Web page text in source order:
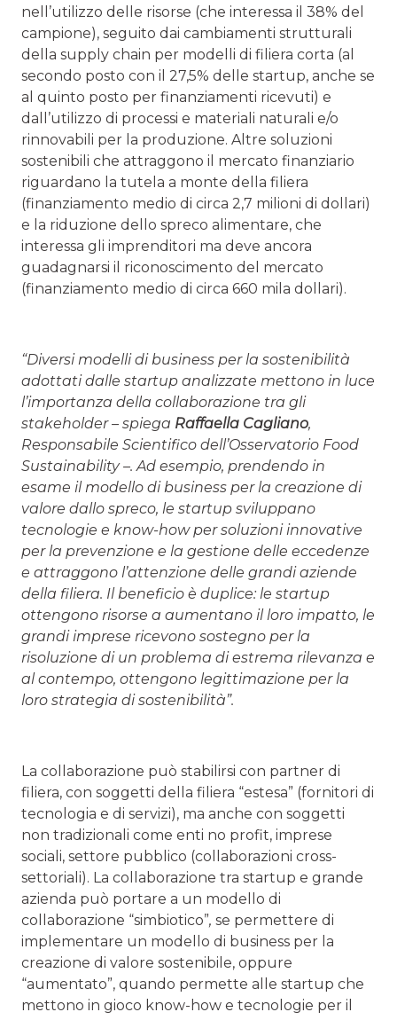
nell’utilizzo delle risorse (che interessa il 38% del
campione), seguito dai cambiamenti strutturali
della supply chain per modelli di filiera corta (al
secondo posto con il 27,5% delle startup, anche se
al quinto posto per finanziamenti ricevuti) e
dall’utilizzo di processi e materiali naturali e/o
rinnovabili per la produzione. Altre soluzioni
sostenibili che attraggono il mercato finanziario
riguardano la tutela a monte della filiera
(finanziamento medio di circa 2,7 milioni di dollari)
e la riduzione dello spreco alimentare, che
interessa gli imprenditori ma deve ancora
guadagnarsi il riconoscimento del mercato
(finanziamento medio di circa 660 mila dollari).
“Diversi modelli di business per la sostenibilità
adottati dalle startup analizzate mettono in luce
l’importanza della collaborazione tra gli
stakeholder – spiega Raffaella Cagliano,
Responsabile Scientifico dell’Osservatorio Food
Sustainability –. Ad esempio, prendendo in
esame il modello di business per la creazione di
valore dallo spreco, le startup sviluppano
tecnologie e know-how per soluzioni innovative
per la prevenzione e la gestione delle eccedenze
e attraggono l’attenzione delle grandi aziende
della filiera. Il beneficio è duplice: le startup
ottengono risorse a aumentano il loro impatto, le
grandi imprese ricevono sostegno per la
risoluzione di un problema di estrema rilevanza e
al contempo, ottengono legittimazione per la
loro strategia di sostenibilità”.
La collaborazione può stabilirsi con partner di
filiera, con soggetti della filiera “estesa” (fornitori di
tecnologia e di servizi), ma anche con soggetti
non tradizionali come enti no profit, imprese
sociali, settore pubblico (collaborazioni cross-
settoriali). La collaborazione tra startup e grande
azienda può portare a un modello di
collaborazione “simbiotico”, se permettere di
implementare un modello di business per la
creazione di valore sostenibile, oppure
“aumentato”, quando permette alle startup che
mettono in gioco know-how e tecnologie per il